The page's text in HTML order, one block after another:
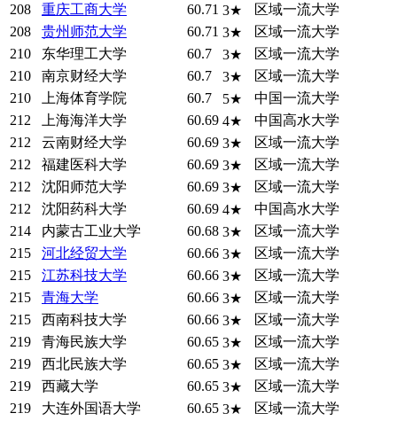
208
重庆工商大学 60.71 3★
区域一流大学
208
贵州师范大学 60.71 3★
区域一流大学
210
东华理工大学 60.7 3★
区域一流大学
210
南京财经大学 60.7 3★
区域一流大学
210
上海体育学院 60.7 5★
中国一流大学
212
上海海洋大学 60.69 4★
中国高水大学
212
云南财经大学 60.69 3★
区域一流大学
212
福建医科大学 60.69 3★
区域一流大学
212
沈阳师范大学 60.69 3★
区域一流大学
212
沈阳药科大学 60.69 4★
中国高水大学
214
内蒙古工业大学 60.68 3★
区域一流大学
215
河北经贸大学 60.66 3★
区域一流大学
215
江苏科技大学 60.66 3★
区域一流大学
215
青海大学 60.66 3★
区域一流大学
215
西南科技大学 60.66 3★
区域一流大学
219
青海民族大学 60.65 3★
区域一流大学
219
西北民族大学 60.65 3★
区域一流大学
219
西藏大学 60.65 3★
区域一流大学
219
大连外国语大学 60.65 3★
区域一流大学